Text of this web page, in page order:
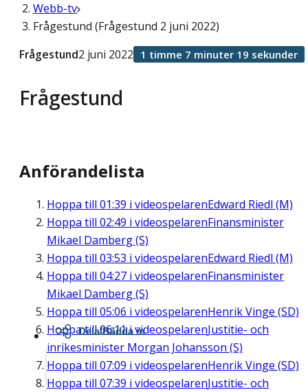
Webb-tv
Frågestund (Frågestund 2 juni 2022)
Frågestund
Frågestund2 juni 2022 1 timme 7 minuter 19 sekunder
Anförandelista
Hoppa till 01:39 i videospelarenEdward Riedl (M)
Hoppa till 02:49 i videospelarenFinansminister
Mikael Damberg (S)
Hoppa till 03:53 i videospelarenEdward Riedl (M)
Hoppa till 04:27 i videospelarenFinansminister
Mikael Damberg (S)
Hoppa till 05:06 i videospelarenHenrik Vinge (SD)
Hoppa till06:11i videospelarenJustitie- och
inrikesminister Morgan Johansson (S)
Hoppa till 07:09 i videospelarenHenrik Vinge (SD)
Hoppa till 07:39 i videospelarenJustitie- och
Dela/Bädda in